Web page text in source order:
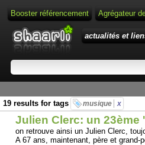
Booster référencement Agrégateur
actualités et
19 results for tags
musique x
Julien Clerc: un 23ème
on retrouve ainsi un Julien Clerc,
A 67 ans, maintenant, père et